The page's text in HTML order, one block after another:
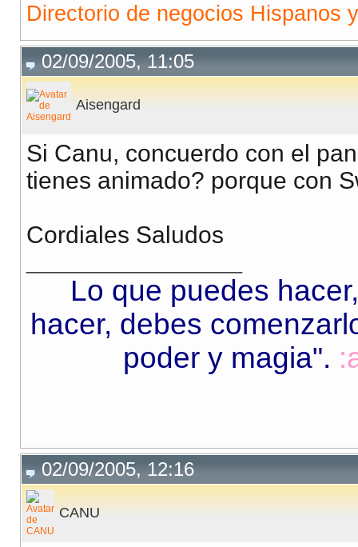
Directorio de negocios Hispanos
02/09/2005, 11:05
Aisengard
Si Canu, concuerdo con el
tienes animado? porque con
Cordiales Saludos
Lo que puedes
hacer, debes
poder y magia".
02/09/2005, 12:16
CANU